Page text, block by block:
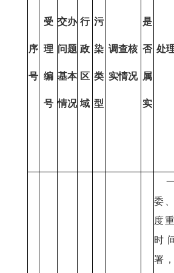
序
号
受
理
编
号
交办
问题
基本
情况
行
政
区
域
污
染
类
型
调查核
实情况
是
否
属
实
处
一
委
度
时
署